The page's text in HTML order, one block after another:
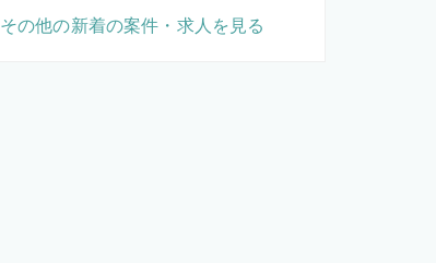
その他の新着の案件・求人を見る